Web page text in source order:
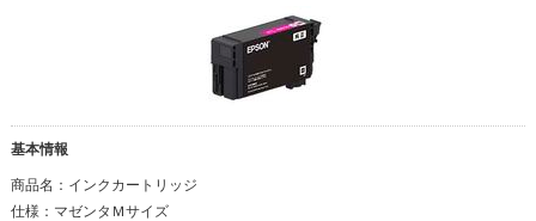
基本情報
商品名： インクカートリッジ
仕様： マゼンタＭサイズ